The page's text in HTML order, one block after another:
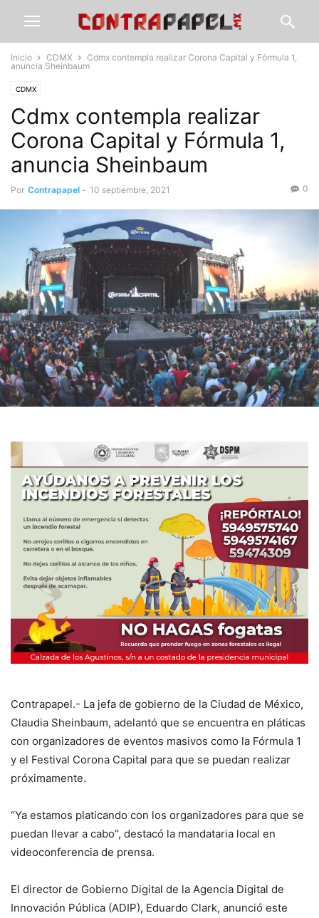
Inicio CDMX
Cdmx contempla realizar Corona Capital y Fórmula 1,
anuncia Sheinbaum
CDMX
Cdmx contempla realizar
Corona Capital y Fórmula 1,
anuncia Sheinbaum
Por Contrapapel - 10 septiembre, 2021 0
Contrapapel.- La jefa de gobierno de la Ciudad de México,
Claudia Sheinbaum, adelantó que se encuentra en pláticas
con organizadores de eventos masivos como la Fórmula 1
y el Festival Corona Capital para que se puedan realizar
próximamente.
“Ya estamos platicando con los organizadores para que se
puedan llevar a cabo”, destacó la mandataria local en
videoconferencia de prensa.
El director de Gobierno Digital de la Agencia Digital de
Innovación Pública (ADIP), Eduardo Clark, anunció este